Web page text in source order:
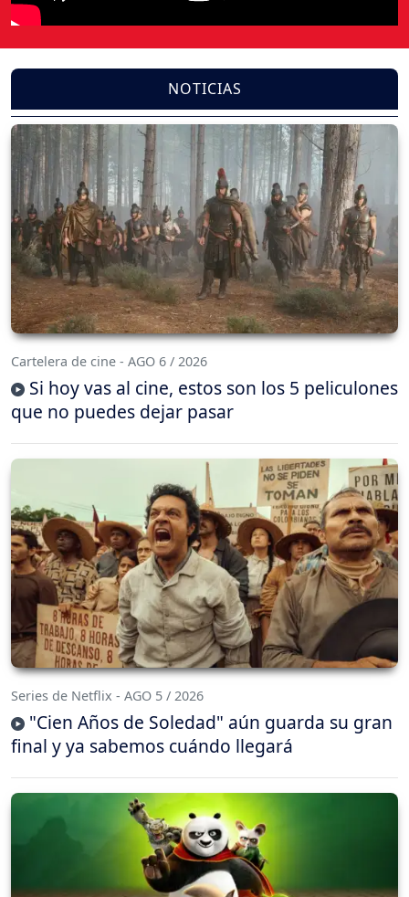
NOTICIAS
Cartelera de cine - AGO 6 / 2026
Si hoy vas al cine, estos son los 5 peliculones
que no puedes dejar pasar
Series de Netflix - AGO 5 / 2026
"Cien Años de Soledad" aún guarda su gran
final y ya sabemos cuándo llegará